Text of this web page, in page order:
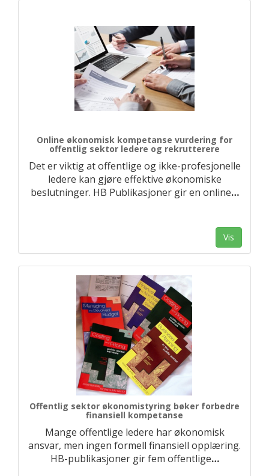
Online økonomisk kompetanse vurdering for
offentlig sektor ledere og rekrutterere
Det er viktig at offentlige og ikke-profesjonelle
ledere kan gjøre effektive økonomiske
beslutninger. HB Publikasjoner gir en online…
Vis
Offentlig sektor økonomistyring bøker forbedre
finansiell kompetanse
Mange offentlige ledere har økonomisk
ansvar, men ingen formell finansiell opplæring.
HB-publikasjoner gir fem offentlige…